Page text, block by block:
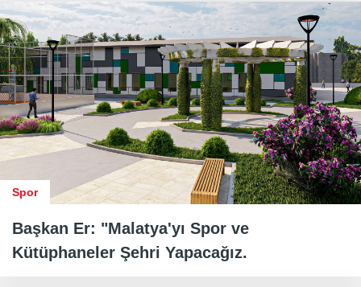
Spor
Başkan Er: "Malatya'yı Spor ve
Kütüphaneler Şehri Yapacağız.